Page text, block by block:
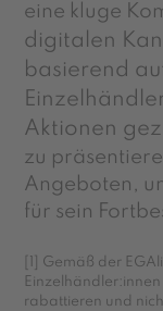
eine kluge
digitalen
basierend
Aktionen
zu
Angeboten,
für sein
[1] Gemäß der
rabattieren und